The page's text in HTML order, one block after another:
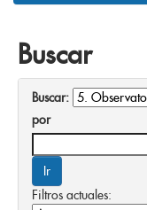
Buscar
Buscar:
por
Filtros actuales: